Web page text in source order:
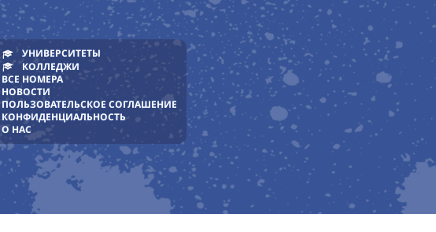
УНИВЕРСИТЕТЫ
КОЛЛЕДЖИ
ВСЕ НОМЕРА
НОВОСТИ
ПОЛЬЗОВАТЕЛЬСКОЕ СОГЛАШЕНИЕ
КОНФИДЕНЦИАЛЬНОСТЬ
О НАС